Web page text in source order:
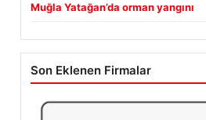
Muğla Yatağan’da orman yangını
Son Eklenen Firmalar